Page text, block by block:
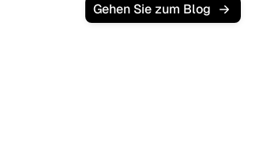
Gehen Sie zum Blog